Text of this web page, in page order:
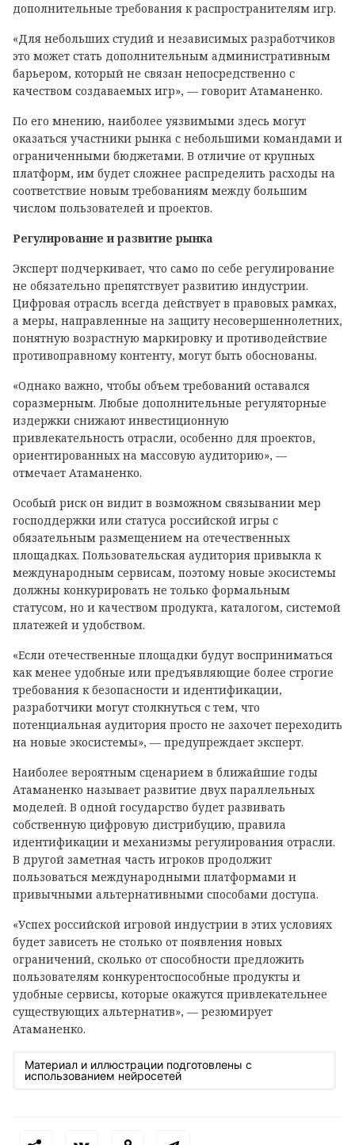
дополнительные требования к распространителям игр.
«Для небольших студий и независимых разработчиков
это может стать дополнительным административным
барьером, который не связан непосредственно с
качеством создаваемых игр», — говорит Атаманенко.
По его мнению, наиболее уязвимыми здесь могут
оказаться участники рынка с небольшими командами и
ограниченными бюджетами. В отличие от крупных
платформ, им будет сложнее распределить расходы на
соответствие новым требованиям между большим
числом пользователей и проектов.
Регулирование и развитие рынка
Эксперт подчеркивает, что само по себе регулирование
не обязательно препятствует развитию индустрии.
Цифровая отрасль всегда действует в правовых рамках,
а меры, направленные на защиту несовершеннолетних,
понятную возрастную маркировку и противодействие
противоправному контенту, могут быть обоснованы.
«Однако важно, чтобы объем требований оставался
соразмерным. Любые дополнительные регуляторные
издержки снижают инвестиционную
привлекательность отрасли, особенно для проектов,
ориентированных на массовую аудиторию», —
отмечает Атаманенко.
Особый риск он видит в возможном связывании мер
господдержки или статуса российской игры с
обязательным размещением на отечественных
площадках. Пользовательская аудитория привыкла к
международным сервисам, поэтому новые экосистемы
должны конкурировать не только формальным
статусом, но и качеством продукта, каталогом, системой
платежей и удобством.
«Если отечественные площадки будут восприниматься
как менее удобные или предъявляющие более строгие
требования к безопасности и идентификации,
разработчики могут столкнуться с тем, что
потенциальная аудитория просто не захочет переходить
на новые экосистемы», — предупреждает эксперт.
Наиболее вероятным сценарием в ближайшие годы
Атаманенко называет развитие двух параллельных
моделей. В одной государство будет развивать
собственную цифровую дистрибуцию, правила
идентификации и механизмы регулирования отрасли.
В другой заметная часть игроков продолжит
пользоваться международными платформами и
привычными альтернативными способами доступа.
«Успех российской игровой индустрии в этих условиях
будет зависеть не столько от появления новых
ограничений, сколько от способности предложить
пользователям конкурентоспособные продукты и
удобные сервисы, которые окажутся привлекательнее
существующих альтернатив», — резюмирует
Атаманенко.
Материал и иллюстрации подготовлены с
использованием нейросетей